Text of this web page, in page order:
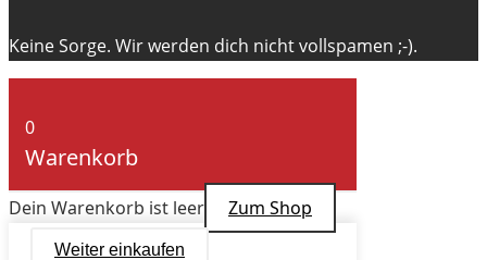
Keine Sorge. Wir werden dich nicht vollspamen ;-).
0
Warenkorb
Dein Warenkorb ist leer Zum Shop
Weiter einkaufen